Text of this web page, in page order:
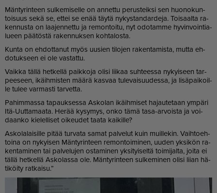
Män­ty­rin­teen sul­ke­mi­sel­le on an­net­tu pe­rus­teik­si sen huo­no­kun­
toi­suus sekä se, et­tei se enää täy­tä ny­kys­tan­dar­de­ja. Toi­saal­ta ra­
ken­nus­ta on laa­jen­net­tu ja re­mon­toi­tu, nyt odo­tam­me hy­vin­voin­ti­a­
lu­een pää­tös­tä ra­ken­nuk­sen koh­ta­los­ta.
Kun­ta on eh­dot­ta­nut myös uu­sien ti­lo­jen ra­ken­ta­mis­ta, mut­ta eh­
do­tuk­seen ei ole vas­tat­tu.
Vaik­ka täl­lä het­kel­lä paik­ko­ja oli­si lii­kaa suh­tees­sa ny­kyi­seen tar­
pee­seen, ikäih­mis­ten mää­rä kas­vaa tu­le­vai­suu­des­sa, ja li­sä­pai­koil­
le tu­lee var­mas­ti tar­vet­ta.
Pa­him­mas­sa ta­pauk­ses­sa As­ko­lan ikäih­mi­set ha­jau­te­taan ym­pä­ri
Itä-Uut­ta­maa­ta. He­rää ky­sy­mys, on­ko tämä tasa-ar­vois­ta ja voi­
daan­ko kie­lel­li­set oi­keu­det taa­ta kai­kil­le?
As­ko­la­lai­sil­le pi­tää tur­va­ta sa­mat pal­ve­lut kuin muil­le­kin. Vaih­to­eh­
toi­na on ny­kyi­sen Män­ty­rin­teen re­mon­toi­mi­nen, uu­den yk­si­kön ra­
ken­ta­mi­nen tai pal­ve­lu­jen os­ta­mi­nen yk­si­tyi­sel­tä toi­mi­jal­ta, joi­ta ei
täl­lä het­kel­lä As­ko­las­sa ole. Män­ty­rin­teen sul­ke­mi­nen oli­si lii­an hä­
ti­köi­ty rat­kai­su.”